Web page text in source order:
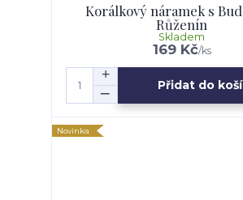
Korálkový náramek s
Růženín
169 Kč/ks
Skladem
Přidat do
Novinka